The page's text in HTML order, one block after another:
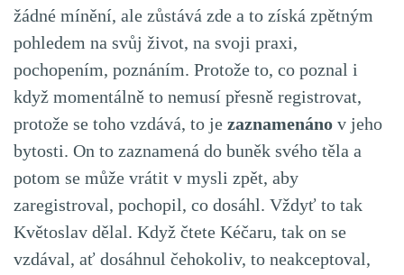
žádné mínění, ale zůstává zde a to získá zpětným
pohledem na svůj život, na svoji praxi,
pochopením, poznáním. Protože to, co poznal i
když momentálně to nemusí přesně registrovat,
protože se toho vzdává, to je zaznamenáno v jeho
bytosti. On to zaznamená do buněk svého těla a
potom se může vrátit v mysli zpět, aby
zaregistroval, pochopil, co dosáhl. Vždyť to tak
Květoslav dělal. Když čtete Kéčaru, tak on se
vzdával, ať dosáhnul čehokoliv, to neakceptoval,